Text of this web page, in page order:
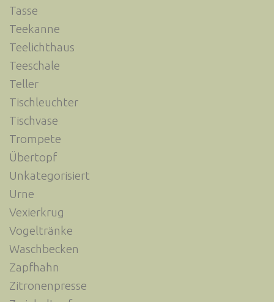
Tasse
Teekanne
Teelichthaus
Teeschale
Teller
Tischleuchter
Tischvase
Trompete
Übertopf
Unkategorisiert
Urne
Vexierkrug
Vogeltränke
Waschbecken
Zapfhahn
Zitronenpresse